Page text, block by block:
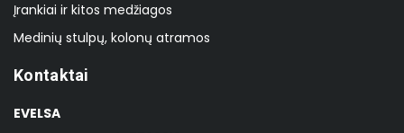
Įrankiai ir kitos medžiagos
Medinių stulpų, kolonų atramos
Kontaktai
EVELSA